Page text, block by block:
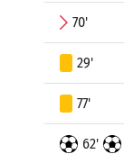
70'
29'
77'
62'